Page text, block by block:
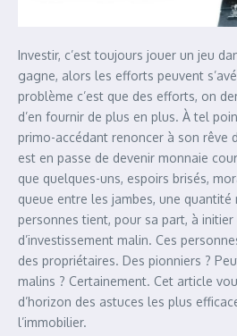
Investir, c’est toujours jouer un jeu
gagne, alors les efforts peuvent
problème c’est que des efforts, on
d’en fournir de plus en plus. À tel
primo-accédant renoncer à son rêve
est en passe de devenir monnaie
que quelques-uns, espoirs brisés,
queue entre les jambes, une
personnes tient, pour sa part, à
d’investissement malin. Ces
des propriétaires. Des pionniers ?
malins ? Certainement. Cet article
d’horizon des astuces les plus
l’immobilier.